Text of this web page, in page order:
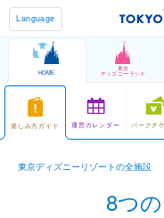
Language
HOME
東京
ディズニーランド
楽しみ方ガイド 運営カレンダー パークチ
東京ディズニーリゾートの全施設
8つ